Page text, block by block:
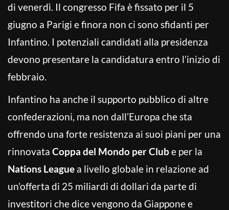
di venerdì. Il congresso Fifa è fissato per il 5
giugno a Parigi e finora non ci sono sfidanti per
Infantino. I potenziali candidati alla presidenza
devono presentare la candidatura entro l’inizio di
febbraio.
Infantino ha anche il supporto pubblico di altre
confederazioni, ma non dall’Europa che sta
offrendo una forte resistenza ai suoi piani per una
rinnovata Coppa del Mondo per Clube per la
Nations League a livello globale in relazione ad
un’offerta di 25 miliardi di dollari da parte di
investitori che dice vengono da Giappone e